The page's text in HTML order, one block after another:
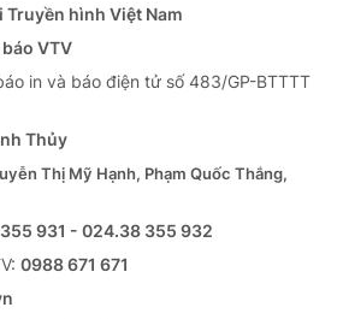
Truyền hình Việt Nam
VTV
in và báo điện tử số 483/GP-BTTTT
Thủy
Thị Mỹ Hạnh, Phạm Quốc Thắng,
931 - 024.38 355 932
0988 671 671